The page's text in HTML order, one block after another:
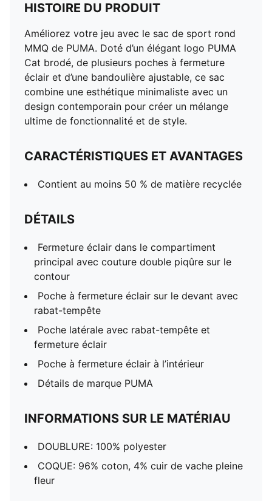
HISTOIRE DU PRODUIT
Améliorez votre jeu avec le sac de sport rond
MMQ de PUMA. Doté d’un élégant logo PUMA
Cat brodé, de plusieurs poches à fermeture
éclair et d’une bandoulière ajustable, ce sac
combine une esthétique minimaliste avec un
design contemporain pour créer un mélange
ultime de fonctionnalité et de style.
CARACTÉRISTIQUES ET AVANTAGES
Contient au moins 50 % de matière recyclée
DÉTAILS
Fermeture éclair dans le compartiment
principal avec couture double piqûre sur le
contour
Poche à fermeture éclair sur le devant avec
rabat-tempête
Poche latérale avec rabat-tempête et
fermeture éclair
Poche à fermeture éclair à l’intérieur
Détails de marque PUMA
INFORMATIONS SUR LE MATÉRIAU
DOUBLURE: 100% polyester
COQUE: 96% coton, 4% cuir de vache pleine
fleur